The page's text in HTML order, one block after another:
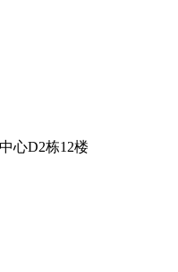
心D2栋12楼